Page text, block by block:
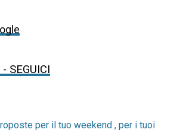
- SEGUICI
per il tuo weekend , per i tuoi